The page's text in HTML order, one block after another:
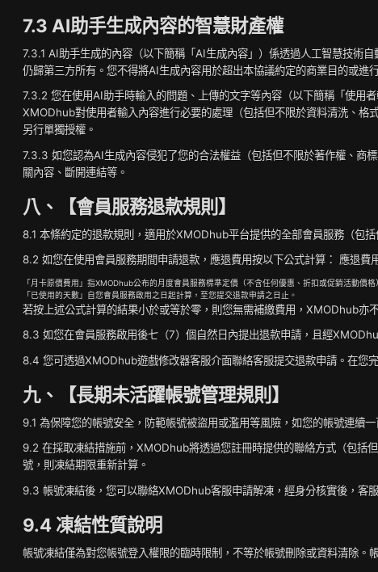
7.3 AI助手生成內容的智慧財產權
7.3.1 AI助手生成的內容（以下簡稱「AI生成內容」）係透過人工智慧技術
仍歸第三方所有。您不得將AI生成內容用於超出本協議約定的商業目的或進
7.3.2 您在使用AI助手時輸入的問題、上傳的文字等內容（以下簡稱「使用
XMODhub對使用者輸入內容進行必要的處理（包括但不限於資料清洗、
另行單獨授權。
7.3.3 如您認為AI生成內容侵犯了您的合法權益（包括但不限於著作權、
關內容、斷開連結等。
八、【會員服務退款規則】
8.1 本條約定的退款規則，適用於XMODhub平台提供的全部會員服務（包
8.2 如您在使用會員服務期間申請退款，應退費用按以下公式計算： 應退
「月卡原價費用」指XMODhub公布的月度會員服務標準定價（不含任何優惠、折扣或促銷活動價格
「已使用的天數」自您會員服務啟用之日起計算，至您提交退款申請之日止。
若按上述公式計算的結果小於或等於零，則您無需補繳費用，XMODhub亦
8.3 如您在會員服務啟用後七（7）個自然日內提出退款申請，且經
8.4 您可透過XMODhub遊戲修改器客服介面聯絡客服提交退款申請。在您
九、【長期未活躍帳號管理規則】
9.1 為保障您的帳號安全，防範帳號被盜用或濫用等風險，如您的帳號連續
9.2 在採取凍結措施前，XMODhub將透過您註冊時提供的聯絡方式（包括
號，則凍結期限重新計算。
9.3 帳號凍結後，您可以聯絡XMODhub客服申請解凍，經身分核實後，客
9.4 凍結性質說明
帳號凍結僅為對您帳號登入權限的臨時限制，不等於帳號刪除或資料清除